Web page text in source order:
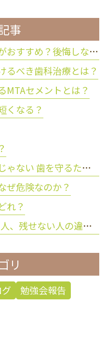
事
矯正治療はどんな歯医者がおすすめ？後悔しない歯科医院の選び方
るべき歯科治療とは？
MTAセメントとは？
くなる？
矯正は見た目のためだけじゃない 歯を守るために大切な理由とは？
ぜ危険なのか？
れ？
80歳で20本の歯を残せる人、残せない人の違いとは？
リ
勉強会報告